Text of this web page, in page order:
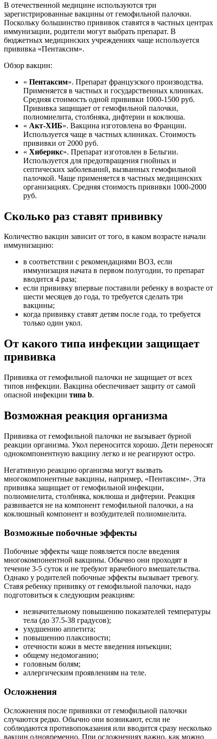
В отечественной медицине используются три
зарегистрированные вакцины от гемофильной палочки.
Поскольку большинство прививок ставятся в частных центрах
иммунизации, родители могут выбрать препарат. В
бюджетных медицинских учреждениях чаще используется
прививка «Пентаксим».
Обзор вакцин:
« Пентаксим». Препарат французского производства.
Применяется в частных и государственных клиниках.
Средняя стоимость одной прививки 1000-1500 руб.
Прививка защищает от гемофильной палочки,
полиомиелита, столбняка, дифтерии и коклюша.
« Акт-ХИБ». Вакцина изготовлена во Франции.
Используется чаще в частных клиниках. Стоимость
прививки от 2000 руб.
« Хиберикс». Препарат изготовлен в Бельгии.
Используется для предотвращения гнойных и
септических заболеваний, вызванных гемофильной
палочкой. Чаще применяется в частных медицинских
организациях. Средняя стоимость прививки 1000-2000
руб.
Сколько раз ставят прививку
Количество вакцин зависит от того, в каком возрасте начали
иммунизацию:
в соответствии с рекомендациями ВОЗ, если
иммунизация начата в первом полугодии, то препарат
вводится 4 раза;
если прививку впервые поставили ребенку в возрасте от
шести месяцев до года, то требуется сделать три
вакцины;
когда прививку ставят детям после года, то требуется
только один укол.
От какого типа инфекции защищает
прививка
Прививка от гемофильной палочки не защищает от всех
типов инфекции. Вакцина обеспечивает защиту от самой
опасной инфекции типа b.
Возможная реакция организма
Прививка от гемофильной палочки не вызывает бурной
реакции организма. Укол переносится хорошо. Дети переносят
однокомпонентную вакцину легко и не реагируют остро.
Негативную реакцию организма могут вызвать
многокомпонентные вакцины, например, «Пентаксим». Эта
прививка защищает от гемофильной инфекции,
полиомиелита, столбняка, коклюша и дифтерии. Реакция
развивается не на компонент гемофильной палочки, а на
коклюшный компонент и возбудителей полиомиелита.
Возможные побочные эффекты
Побочные эффекты чаще появляется после введения
многокомпонентной вакцины. Обычно они проходят в
течение 3-5 суток и не требуют врачебного вмешательства.
Однако у родителей побочные эффекты вызывает тревогу.
Ставя ребенку прививку от гемофильной палочки, надо
подготовиться к следующим реакциям:
незначительному повышению показателей температуры
тела (до 37.5-38 градусов);
ухудшению аппетита;
повышению плаксивости;
отечности кожи в месте введения инъекции;
общему недомоганию;
головным болям;
аллергическим проявлениям на теле.
Осложнения
Осложнения после прививки от гемофильной палочки
случаются редко. Обычно они возникают, если не
соблюдаются противопоказания или вводится сразу несколько
вакцин одновременно. При осложнениях важно, как можно